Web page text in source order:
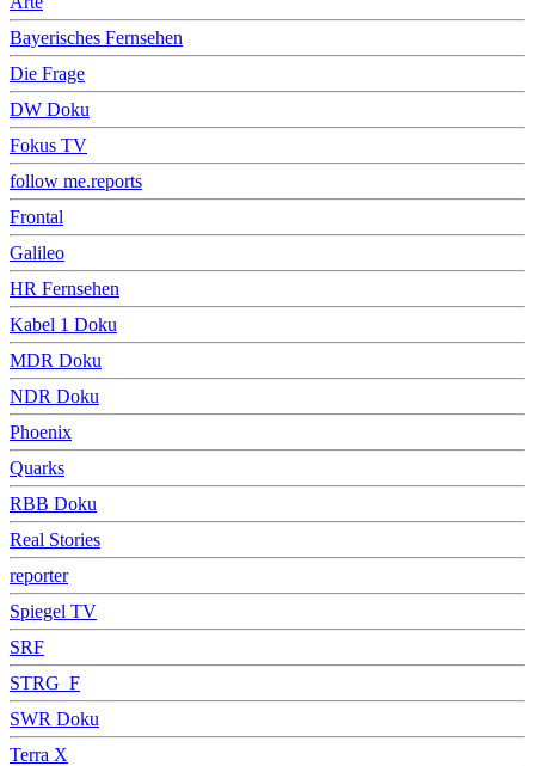
Bayerisches Fernsehen
Die Frage
DW Doku
Fokus TV
follow me.reports
Frontal
Galileo
HR Fernsehen
Kabel 1 Doku
MDR Doku
NDR Doku
Phoenix
Quarks
RBB Doku
Real Stories
reporter
Spiegel TV
SRF
STRG_F
SWR Doku
Terra X